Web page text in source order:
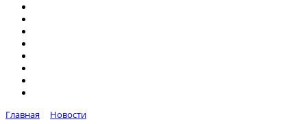
Главная
Новости